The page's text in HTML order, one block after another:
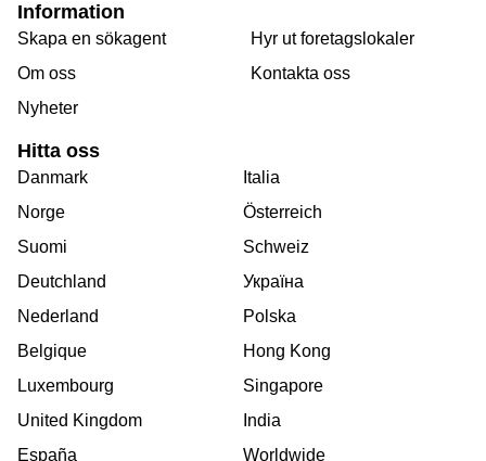
Information
Skapa en sökagent
Om oss
Nyheter
Hyr ut foretagslokaler
Kontakta oss
Hitta oss
Danmark
Norge
Suomi
Deutchland
Nederland
Belgique
Luxembourg
United Kingdom
España
Italia
Österreich
Schweiz
Україна
Polska
Hong Kong
Singapore
India
Worldwide